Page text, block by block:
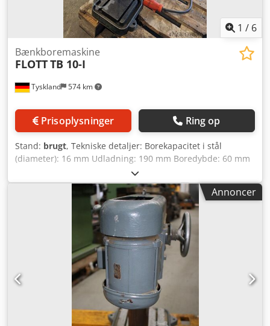
1 / 6
Tyskland 574 km
Bænkboremaskine
FLOTTTB 10-I
Prisoplysninger Ring op
Stand: brugt, Tekniske detaljer: Borekapacitet i stål
(diameter): 16 mm Udladning: 190 mm Boredybde: 60 mm
Spindel-/bordafstand maks.: 250 mm Omdrejningstal: 410
/ 725 / 1100 / 1700 ved 4-trins skifte pr. minut
Spindelholder MK: MK 2 Bordets opspændingsflade: 155 x
155 mm Vertikaljustering bord: 180 mm Djdsu Id Dzjpfx
Abljwa Bord, drejelig: 360° Opstillingsflade, base: 175 x 175
mm Afstand, spindelcenter til base: maks. 360 mm
Søjlediameter: 70 mm Maskinvægt ca.: 65 kg Mål L x B x H:
0,6 x 0,3 x 0,85 m Borspindel udstyret med borepatron 1 -
16 mm Bord drejeligt
Annoncer